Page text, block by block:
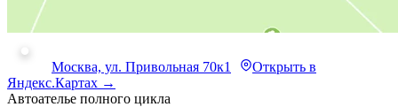
Москва, ул. Привольная 70к1
Открыть в
Яндекс.Картах →
Автоателье полного цикла